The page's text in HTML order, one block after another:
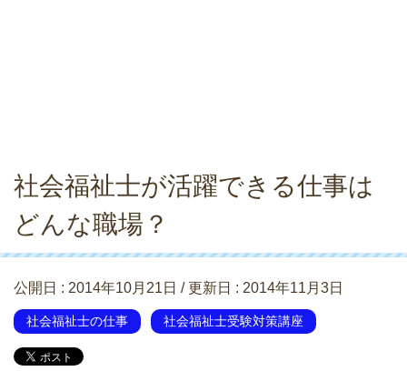
社会福祉士が活躍できる仕事は
どんな職場？
公開日 : 2014年10月21日 / 更新日 : 2014年11月3日
社会福祉士の仕事 社会福祉士受験対策講座